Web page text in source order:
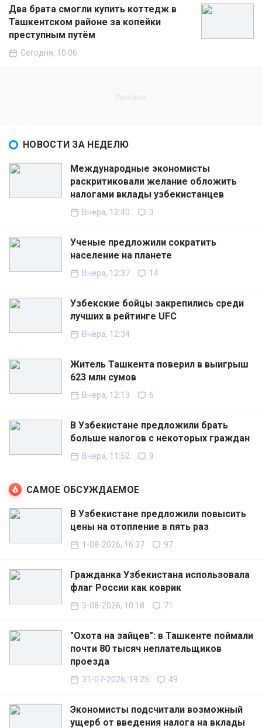
Два брата смогли купить коттедж в
Ташкентском районе за копейки
преступным путём
Сегодня, 10:06
НОВОСТИ ЗА НЕДЕЛЮ
Международные экономисты
раскритиковали желание обложить
налогами вклады узбекистанцев
Вчера, 12:40 3
Ученые предложили сократить
население на планете
Вчера, 12:37 14
Узбекские бойцы закрепились среди
лучших в рейтинге UFC
Вчера, 12:34
Житель Ташкента поверил в выигрыш
623 млн сумов
Вчера, 12:13 6
В Узбекистане предложили брать
больше налогов с некоторых граждан
Вчера, 11:52 9
САМОЕ ОБСУЖДАЕМОЕ
В Узбекистане предложили повысить
цены на отопление в пять раз
1-08-2026, 16:37 97
Гражданка Узбекистана использовала
флаг России как коврик
3-08-2026, 10:18 71
"Охота на зайцев": в Ташкенте поймали
почти 80 тысяч неплательщиков
проезда
31-07-2026, 19:25 49
Экономисты подсчитали возможный
ущерб от введения налога на вклады